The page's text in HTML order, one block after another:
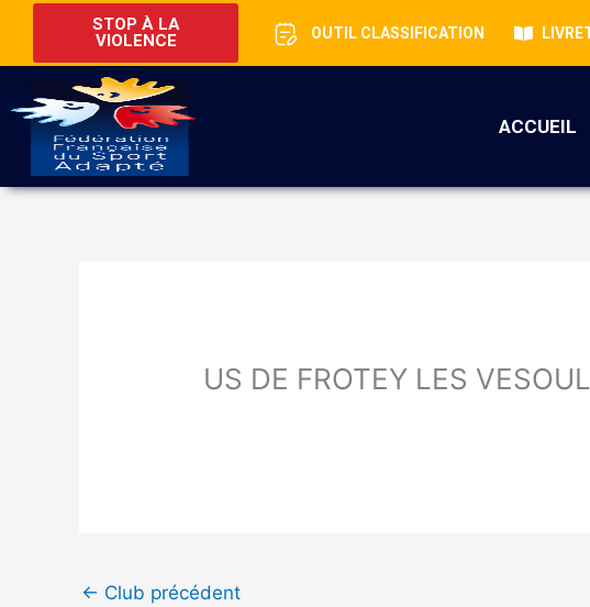
STOP À LA
VIOLENCE
OUTIL CLASSIFICATION
ACCUEIL
US DE FROTEY LES VESOUL
← Club précédent